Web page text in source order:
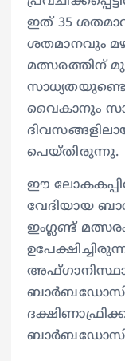
ഇത് 35
ശതമാനവും
മത്സരത്തിന്
വൈകാനും
പെയ്തിരുന്നു.
ഈ
വേദിയായ
ഇംഗ്ലണ്ട്